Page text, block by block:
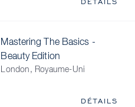
Mastering The Basics -
Beauty Edition
London, Royaume-Uni
DÉTAILS